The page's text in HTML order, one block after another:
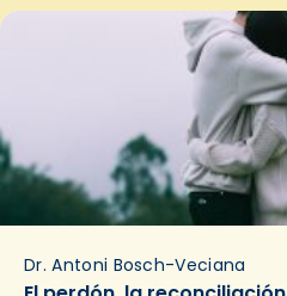
Dr. Antoni Bosch-Veciana